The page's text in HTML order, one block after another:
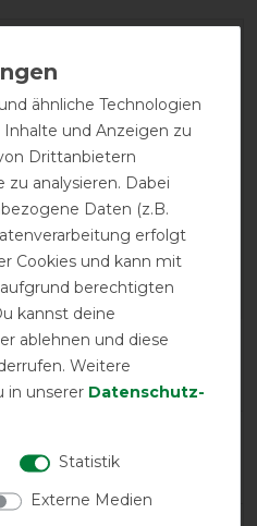
Big Neck
Reviews
/5
ähnliche Technologien
und Anzeigen zu
Drittanbietern
analysieren. Dabei
Daten (z.B.
erfolgt
Cookies und kann mit
berechtigten
kannst deine
ablehnen und diese
Weitere
in unserer Daten­schutz­
Statistik
Externe Medien